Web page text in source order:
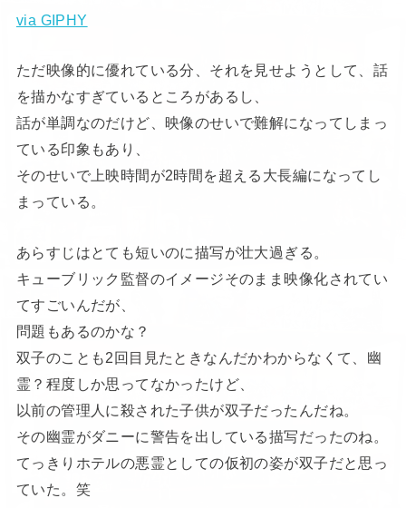
via GIPHY
ただ映像的に優れている分、それを見せようとして、話
を描かなすぎているところがあるし、
話が単調なのだけど、映像のせいで難解になってしまっ
ている印象もあり、
そのせいで上映時間が2時間を超える大長編になってし
まっている。
あらすじはとても短いのに描写が壮大過ぎる。
キューブリック監督のイメージそのまま映像化されてい
てすごいんだが、
問題もあるのかな？
双子のことも2回目見たときなんだかわからなくて、幽
霊？程度しか思ってなかったけど、
以前の管理人に殺された子供が双子だったんだね。
その幽霊がダニーに警告を出している描写だったのね。
てっきりホテルの悪霊としての仮初の姿が双子だと思っ
ていた。笑